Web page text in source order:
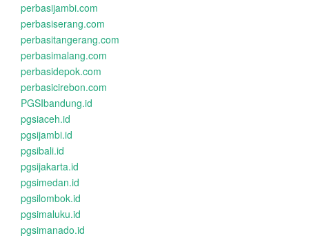
perbasijambi.com
perbasiserang.com
perbasitangerang.com
perbasimalang.com
perbasidepok.com
perbasicirebon.com
PGSIbandung.id
pgsiaceh.id
pgsijambi.id
pgsibali.id
pgsijakarta.id
pgsimedan.id
pgsilombok.id
pgsimaluku.id
pgsimanado.id